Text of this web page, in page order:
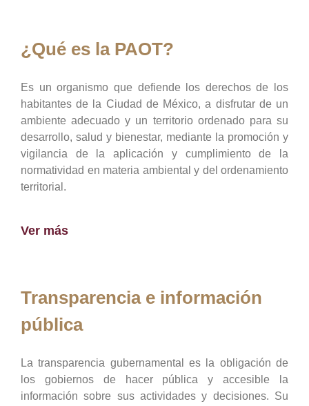
¿Qué es la PAOT?
Es un organismo que defiende los derechos de los
habitantes de la Ciudad de México, a disfrutar de un
ambiente adecuado y un territorio ordenado para su
desarrollo, salud y bienestar, mediante la promoción y
vigilancia de la aplicación y cumplimiento de la
normatividad en materia ambiental y del ordenamiento
territorial.
Ver más
Transparencia e información
pública
La transparencia gubernamental es la obligación de
los gobiernos de hacer pública y accesible la
información sobre sus actividades y decisiones. Su